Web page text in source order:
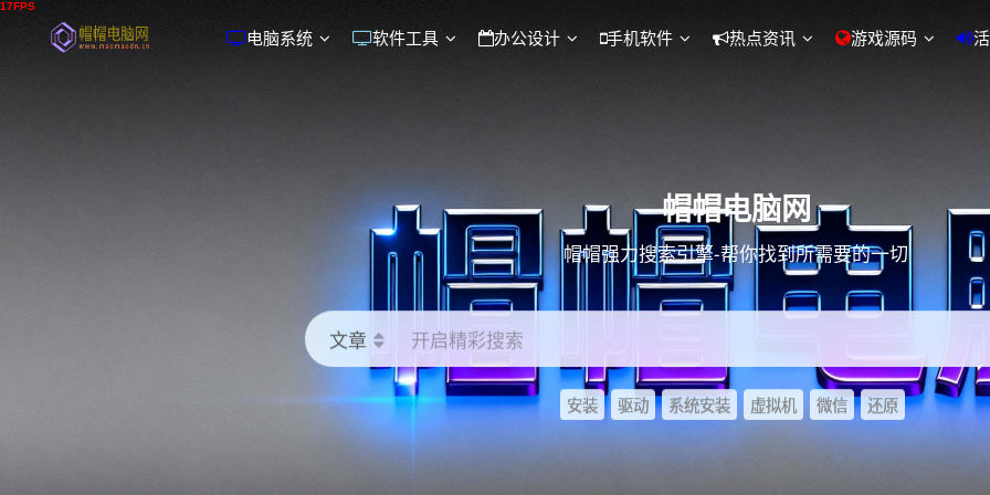
电脑系统 软件工具 办公设计 手机软件 热点资讯 游戏源码
帽帽电脑网
帽帽强力搜索引擎-帮你找到所需要的一切
文章 开启精彩搜索
安装 驱动 系统安装 虚拟机 微信 还原